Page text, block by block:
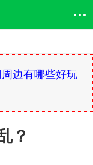
边有哪些好玩
？